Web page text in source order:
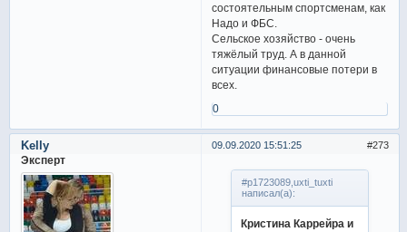
состоятельным спортсменам, как
Надо и ФБС.
Сельское хозяйство - очень
тяжёлый труд. А в данной
ситуации финансовые потери в
всех.
0
273
09.09.2020 15:51:25
Kelly
Эксперт
#p1723089,uxti_tuxti
написал(а):
Кристина Каррейра и